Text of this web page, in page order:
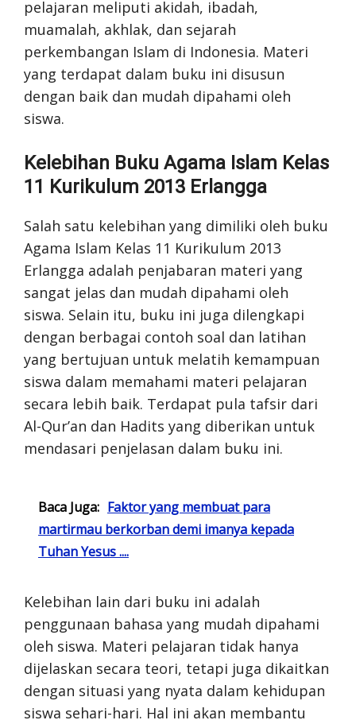
pelajaran meliputi akidah, ibadah,
muamalah, akhlak, dan sejarah
perkembangan Islam di Indonesia. Materi
yang terdapat dalam buku ini disusun
dengan baik dan mudah dipahami oleh
siswa.
Kelebihan Buku Agama Islam Kelas
11 Kurikulum 2013 Erlangga
Salah satu kelebihan yang dimiliki oleh buku
Agama Islam Kelas 11 Kurikulum 2013
Erlangga adalah penjabaran materi yang
sangat jelas dan mudah dipahami oleh
siswa. Selain itu, buku ini juga dilengkapi
dengan berbagai contoh soal dan latihan
yang bertujuan untuk melatih kemampuan
siswa dalam memahami materi pelajaran
secara lebih baik. Terdapat pula tafsir dari
Al-Qur’an dan Hadits yang diberikan untuk
mendasari penjelasan dalam buku ini.
Baca Juga: Faktor yang membuat para
martirmau berkorban demi imanya kepada
Tuhan Yesus ....
Kelebihan lain dari buku ini adalah
penggunaan bahasa yang mudah dipahami
oleh siswa. Materi pelajaran tidak hanya
dijelaskan secara teori, tetapi juga dikaitkan
dengan situasi yang nyata dalam kehidupan
siswa sehari-hari. Hal ini akan membantu